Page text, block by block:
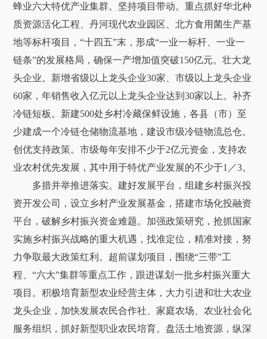
蜂业六大特优产业集群。坚持项目带动。重点抓好华北种
质资源活化工程、丹河现代农业园区、北方食用菌生产基
地等标杆项目，“十四五”末，形成“一业一标杆、一业一
链条”的发展格局，确保一产增加值突破150亿元。壮大龙
头企业。新增省级以上龙头企业30家、市级以上龙头企业
60家，年销售收入亿元以上龙头企业达到30家以上。补齐
冷链短板。新建500处乡村冷藏保鲜设施，各县（市）至
少建成一个冷链仓储物流基地，建设市级冷链物流总仓。
创优支持政策。市级每年安排不少于2亿元资金，支持农
业农村优先发展，其中用于特优产业发展的不少于1／3。
多措并举推进落实。建好发展平台，组建乡村振兴投
资开发公司，设立乡村产业发展基金，搭建市场化投融资
平台，破解乡村振兴资金难题。加强政策研究，抢抓国家
实施乡村振兴战略的重大机遇，找准定位，精准对接，努
力争取最大政策红利。超前谋划项目，围绕“三带”工
程、“六大”集群等重点工作，跟进谋划一批乡村振兴重大
项目。积极培育新型农业经营主体，大力引进和壮大农业
龙头企业，加快发展农民合作社、家庭农场、农业社会化
服务组织，抓好新型职业农民培育。盘活土地资源，纵深